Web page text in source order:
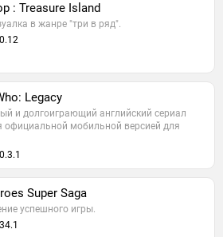
: Treasure Island
в жанре "три в ряд".
Legacy
и долгоиграющий английский сериал
официальной мобильной версией для
Super Saga
успешного игры.